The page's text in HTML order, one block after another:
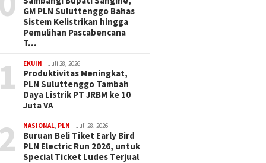
GM PLN Suluttenggo Bahas
Sistem Kelistrikan hingga
Pemulihan Pascabencana
T…
EKUIN Juli 28, 2026
Produktivitas Meningkat,
PLN Suluttenggo Tambah
Daya Listrik PT JRBM ke 10
Juta VA
NASIONAL, PLN Juli 28, 2026
Buruan Beli Tiket Early Bird
PLN Electric Run 2026, untuk
Special Ticket Ludes Terjual